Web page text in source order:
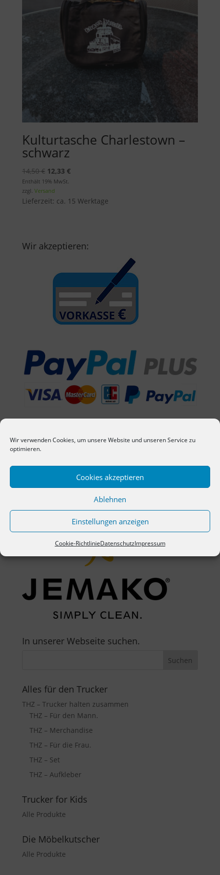
Wir verwenden Cookies, um unsere Website und unseren Service zu
optimieren.
Cookies akzeptieren
Ablehnen
Einstellungen anzeigen
Cookie-RichtlinieDatenschutzImpressum
Kulturtasche Charlestown –
schwarz
14,50€ Ursprünglicher
Preis
war:
14,50 €
12,33 €Aktueller
12,33 €.
Enthält 19% MwSt.
zzgl. Versand
Lieferzeit: ca. 15 Werktage
Wir akzeptieren:
In unserer Webseite suchen.
Alles für den Trucker
THZ – Trucker halten zusammen
THZ – Für den Mann.
THZ – Merchandise
THZ – Für die Frau.
THZ – Set
THZ – Aufkleber
Trucker for Kids
Alle Produkte
Die Möbelkutscher
Alle Produkte